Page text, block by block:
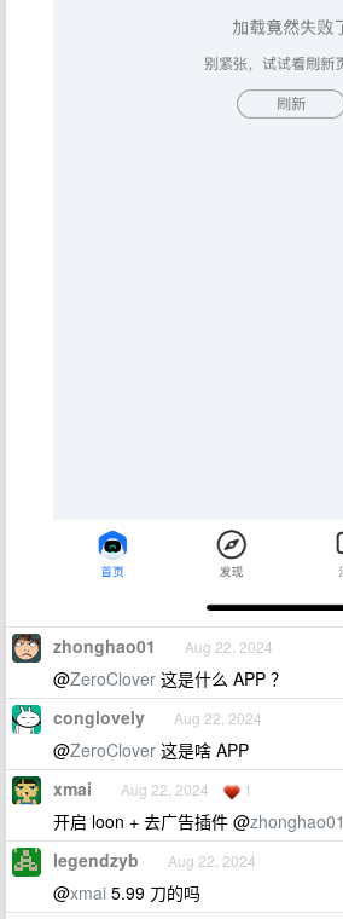
zhonghao01 Aug 22, 2024
@ZeroClover 这是什么 APP ？
conglovely Aug 22, 2024
@ZeroClover 这是啥 APP
xmai Aug 22, 2024 1
开启 loon + 去广告插件 @zhonghao01
legendzyb Aug 22, 2024
@xmai 5.99 刀的吗